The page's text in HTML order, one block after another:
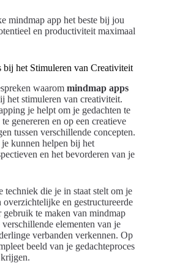
mindmap app het beste bij jou
en productiviteit maximaal
het Stimuleren van Creativiteit
waarom mindmap apps
het stimuleren van creativiteit.
je helpt om je gedachten te
genereren en op een creatieve
tussen verschillende concepten.
kunnen helpen bij het
en het bevorderen van je
techniek die je in staat stelt om je
overzichtelijke en gestructureerde
te maken van mindmap
elementen van je
verbanden verkennen. Op
beeld van je gedachteproces